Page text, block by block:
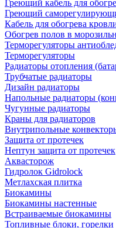
Греющий кабель для
Греющий
Кабель для обогрева
Обогрев полов в
Терморегуляторы
Терморегуляторы
Радиаторы отопления
Трубчатые радиаторы
Дизайн радиаторы
Напольные радиаторы
Чугунные радиаторы
Краны для радиаторов
Внутрипольные
Защита от протечек
Нептун защита от протечек
Аквасторож
Гидролок Gidrolock
Метлахская плитка
Биокамины
Биокамины настенные
Встраиваемые биокамины
Топливные блоки, горелки